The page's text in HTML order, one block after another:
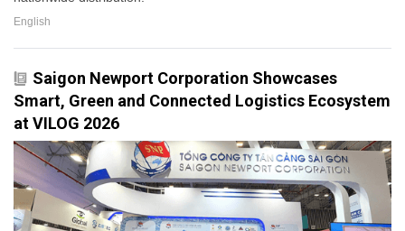
English
Saigon Newport Corporation Showcases
Smart, Green and Connected Logistics Ecosystem
at VILOG 2026